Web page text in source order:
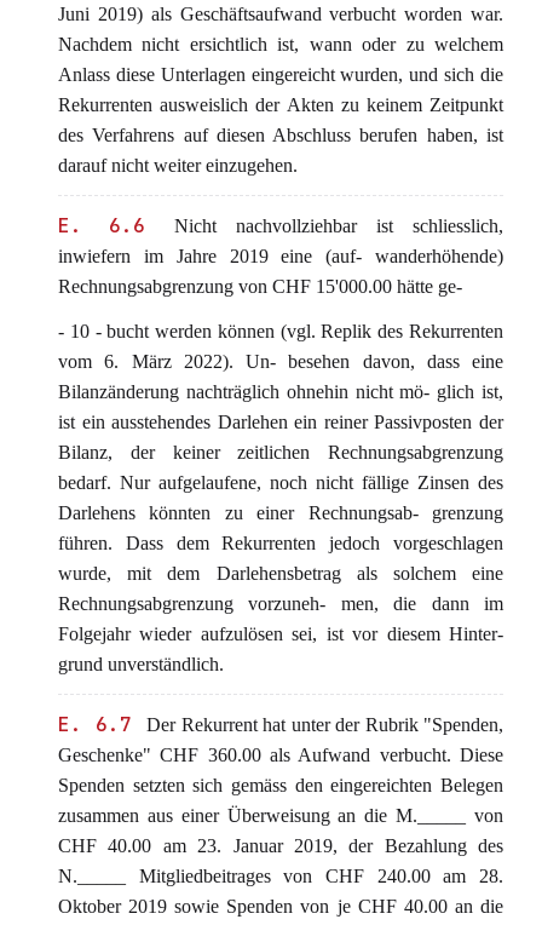
Juni 2019) als Geschäftsaufwand verbucht worden war.
Nachdem nicht ersichtlich ist, wann oder zu welchem
Anlass diese Unterlagen eingereicht wurden, und sich die
Rekurrenten ausweislich der Akten zu keinem Zeitpunkt
des Verfahrens auf diesen Abschluss berufen haben, ist
darauf nicht weiter einzugehen.
E. 6.6
Nicht nachvollziehbar ist schliesslich,
inwiefern im Jahre 2019 eine (auf- wanderhöhende)
Rechnungsabgrenzung von CHF 15'000.00 hätte ge-
- 10 - bucht werden können (vgl. Replik des Rekurrenten
vom 6. März 2022). Un- besehen davon, dass eine
Bilanzänderung nachträglich ohnehin nicht mö- glich ist,
ist ein ausstehendes Darlehen ein reiner Passivposten der
Bilanz, der keiner zeitlichen Rechnungsabgrenzung
bedarf. Nur aufgelaufene, noch nicht fällige Zinsen des
Darlehens könnten zu einer Rechnungsab- grenzung
führen. Dass dem Rekurrenten jedoch vorgeschlagen
wurde, mit dem Darlehensbetrag als solchem eine
Rechnungsabgrenzung vorzuneh- men, die dann im
Folgejahr wieder aufzulösen sei, ist vor diesem Hinter-
grund unverständlich.
E. 6.7
Der Rekurrent hat unter der Rubrik "Spenden,
Geschenke" CHF 360.00 als Aufwand verbucht. Diese
Spenden setzten sich gemäss den eingereichten Belegen
zusammen aus einer Überweisung an die M._____ von
CHF 40.00 am 23. Januar 2019, der Bezahlung des
N._____ Mitgliedbeitrages von CHF 240.00 am 28.
Oktober 2019 sowie Spenden von je CHF 40.00 an die